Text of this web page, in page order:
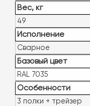
Вес, кг
49
Исполнение
Сварное
Базовый цвет
RAL 7035
Особенности
3 полки + трейзер